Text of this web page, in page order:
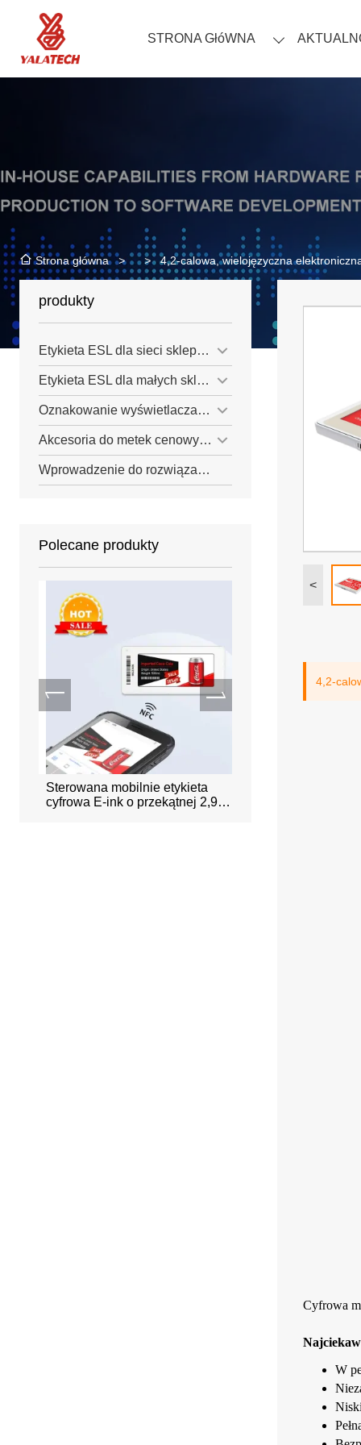
STRONA GłóWNA
Strona główna > > 4,2-calowa, wielojęzyczna
produkty
Etykieta ESL dla sieci sklepów
Etykieta ESL dla małych sklepów
Oznakowanie wyświetlacza e-papieru
Akcesoria do metek cenowych ESL
Wprowadzenie do rozwiązania ESL
Polecane produkty
Sterowana mobilnie etykieta
cyfrowa E-ink o przekątnej 2,9
<
4,2-
Cyfrowa
W